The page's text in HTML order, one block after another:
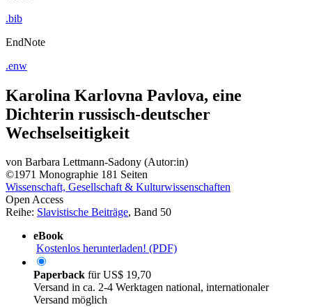
.bib
EndNote
.enw
Karolina Karlovna Pavlova, eine
Dichterin russisch-deutscher
Wechselseitigkeit
von Barbara Lettmann-Sadony (Autor:in)
©1971 Monographie 181 Seiten
Wissenschaft, Gesellschaft & Kulturwissenschaften
Open Access
Reihe: Slavistische Beiträge, Band 50
eBook
Kostenlos herunterladen! (PDF)
Paperback fürUS$ 19,70
Versand in ca. 2-4 Werktagen national, internationaler
Versand möglich